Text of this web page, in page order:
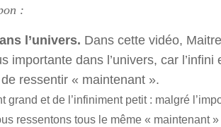
:
l’univers. Dans cette vidéo,
importante dans l’univers, car
ressentir « maintenant ».
grand et de l’infiniment petit : malgré
ressentons tous le même « maintenant